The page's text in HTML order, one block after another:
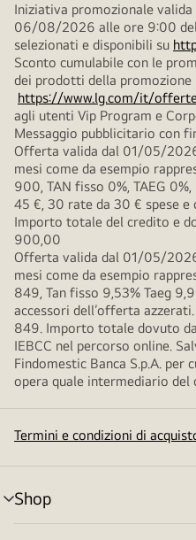
Iniziativa promozionale
06/08/2026 alle ore 9:00
selezionati e disponibili su
Sconto cumulabile con le
dei prodotti della promozione
https://www.lg.com/it/
agli utenti Vip Program e
Messaggio pubblicitario con
Offerta valida dal 01/05/
mesi come da esempio
900, TAN fisso 0%, TAEG
45 €, 30 rate da 30 € spese e
Importo totale del credito e
900,00
Offerta valida dal 01/05/
mesi come da esempio
849, Tan fisso 9,53% Taeg
accessori dell’offerta
849. Importo totale dovuto
IEBCC nel percorso online.
Findomestic Banca S.p.A. per
opera quale intermediario del
Termini e condizioni di
Shop
Attivazione
menu